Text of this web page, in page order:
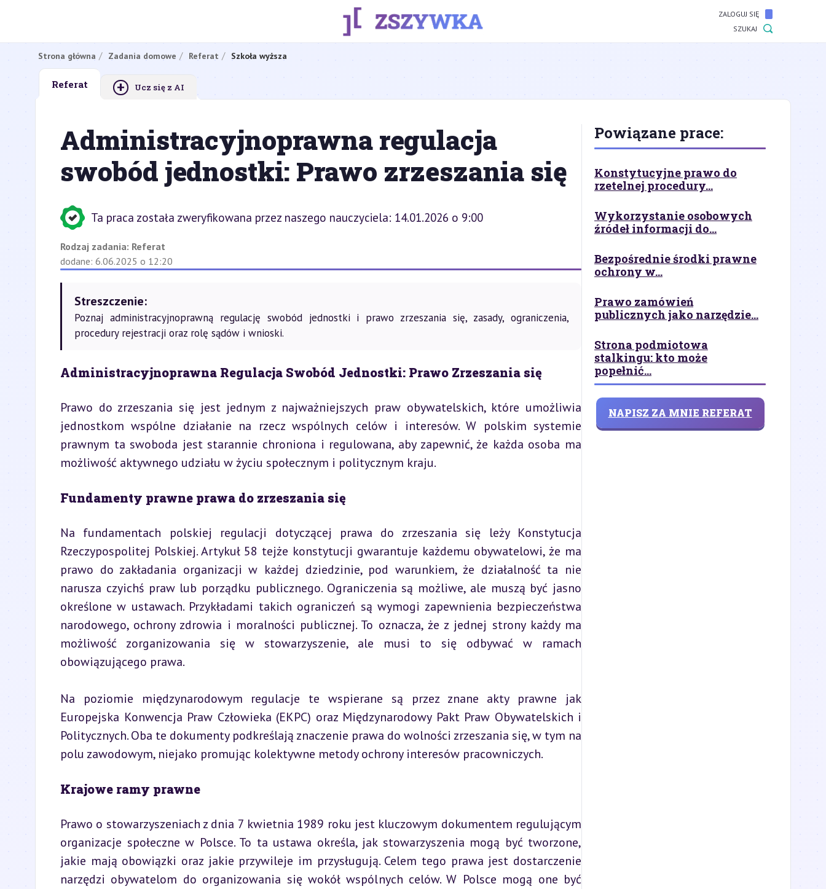
ZALOGUJ SIĘ
SZUKAJ
Strona główna Zadania domowe Referat Szkoła wyższa
Referat + Ucz się z AI
Administracyjnoprawna regulacja
swobód jednostki: Prawo zrzeszania się
Ta praca została zweryfikowana przez naszego nauczyciela: 14.01.2026 o 9:00
Rodzaj zadania: Referat
dodane: 6.06.2025 o 12:20
Streszczenie:
Poznaj administracyjnoprawną regulację swobód jednostki i prawo zrzeszania się, zasady, ograniczenia,
procedury rejestracji oraz rolę sądów i wnioski.
Administracyjnoprawna Regulacja Swobód Jednostki: Prawo Zrzeszania się
Prawo do zrzeszania się jest jednym z najważniejszych praw obywatelskich, które umożliwia
jednostkom wspólne działanie na rzecz wspólnych celów i interesów. W polskim systemie
prawnym ta swoboda jest starannie chroniona i regulowana, aby zapewnić, że każda osoba ma
możliwość aktywnego udziału w życiu społecznym i politycznym kraju.
Fundamenty prawne prawa do zrzeszania się
Na fundamentach polskiej regulacji dotyczącej prawa do zrzeszania się leży Konstytucja
Rzeczypospolitej Polskiej. Artykuł 58 tejże konstytucji gwarantuje każdemu obywatelowi, że ma
prawo do zakładania organizacji w każdej dziedzinie, pod warunkiem, że działalność ta nie
narusza czyichś praw lub porządku publicznego. Ograniczenia są możliwe, ale muszą być jasno
określone w ustawach. Przykładami takich ograniczeń są wymogi zapewnienia bezpieczeństwa
narodowego, ochrony zdrowia i moralności publicznej. To oznacza, że z jednej strony każdy ma
możliwość zorganizowania się w stowarzyszenie, ale musi to się odbywać w ramach
obowiązującego prawa.
Na poziomie międzynarodowym regulacje te wspierane są przez znane akty prawne jak
Europejska Konwencja Praw Człowieka (EKPC) oraz Międzynarodowy Pakt Praw Obywatelskich i
Politycznych. Oba te dokumenty podkreślają znaczenie prawa do wolności zrzeszania się, w tym na
polu zawodowym, niejako promując kolektywne metody ochrony interesów pracowniczych.
Krajowe ramy prawne
Prawo o stowarzyszeniach z dnia 7 kwietnia 1989 roku jest kluczowym dokumentem regulującym
organizacje społeczne w Polsce. To ta ustawa określa, jak stowarzyszenia mogą być tworzone,
jakie mają obowiązki oraz jakie przywileje im przysługują. Celem tego prawa jest dostarczenie
narzędzi obywatelom do organizowania się wokół wspólnych celów. W Polsce mogą one być
Powiązane prace:
Konstytucyjne prawo do
rzetelnej procedury...
Wykorzystanie osobowych
źródeł informacji do...
Bezpośrednie środki prawne
ochrony w...
Prawo zamówień
publicznych jako narzędzie...
Strona podmiotowa
stalkingu: kto może
popełnić...
NAPISZ ZA MNIE REFERAT